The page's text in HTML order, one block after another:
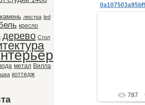
камень люстра led
кресло
дерево Стол
метал Вилла
коттедж
787